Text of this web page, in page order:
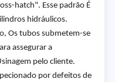
hatch". Esse padrão É
hidráulicos.
Os tubos submetem-se
assegurar a
pelo cliente.
por defeitos de